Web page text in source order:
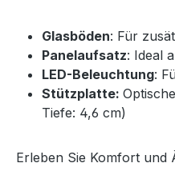
Glasböden: Für
Panelaufsatz: Ideal
LED-Beleuchtung:
Stützplatte:
Tiefe: 4,6 cm)
Erleben Sie Komfort und